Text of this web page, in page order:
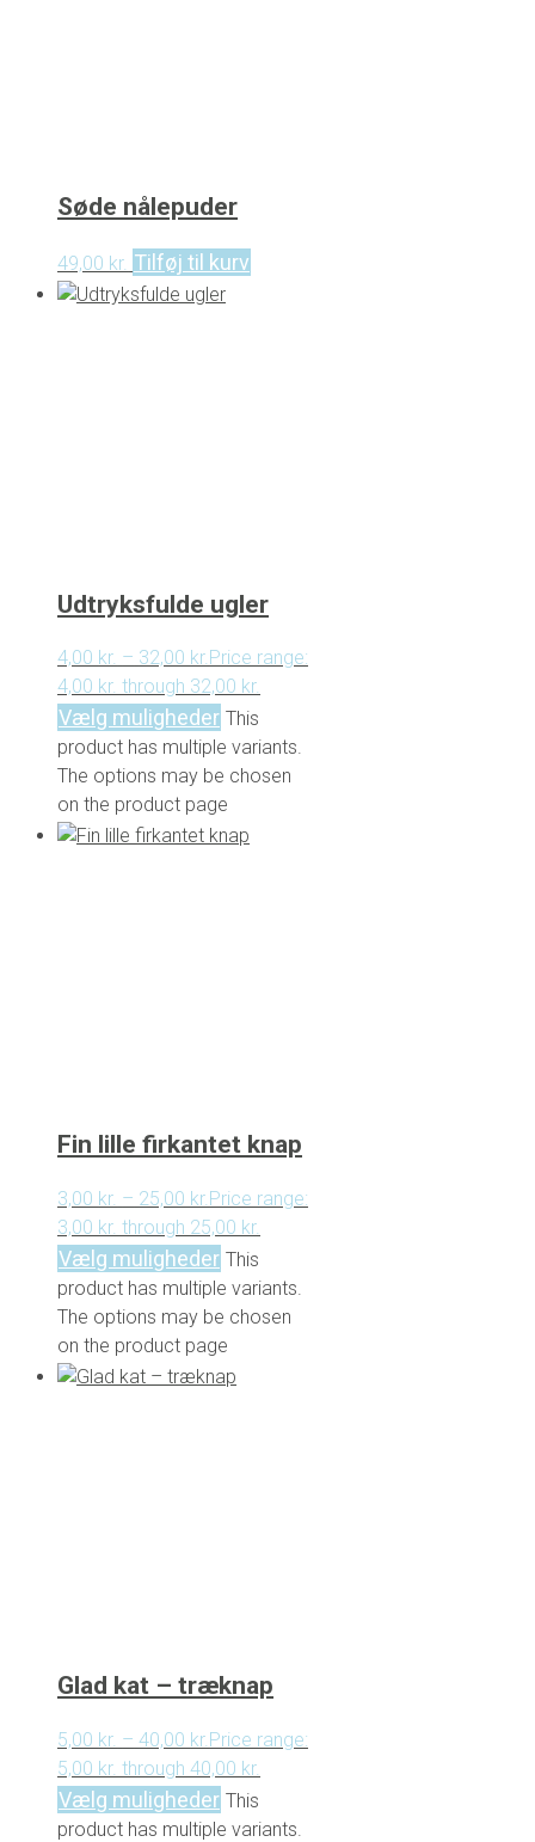
Søde nålepuder
49,00 kr. Tilføj til kurv
Udtryksfulde ugler
4,00 kr. – 32,00 kr.Price range:
4,00 kr. through 32,00 kr.
Vælg muligheder This
product has multiple variants.
The options may be chosen
on the product page
Fin lille firkantet knap
3,00 kr. – 25,00 kr. Price range:
3,00 kr. through 25,00 kr.
Vælg muligheder This
product has multiple variants.
The options may be chosen
on the product page
Glad kat – træknap
5,00 kr. – 40,00 kr. Price range:
5,00 kr. through 40,00 kr.
Vælg muligheder This
product has multiple variants.